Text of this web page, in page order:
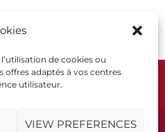
de cookies ou
adaptés à vos centres
utilisateur.
VIEW PREFERENCES